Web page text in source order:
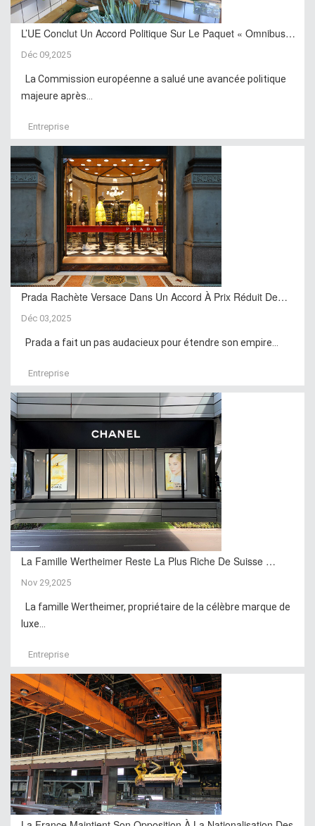
L’UE Conclut Un Accord Politique Sur Le Paquet « Omnibus…
Déc 09,2025
La Commission européenne a salué une avancée politique
majeure après...
Entreprise
Prada Rachète Versace Dans Un Accord À Prix Réduit De…
Déc 03,2025
Prada a fait un pas audacieux pour étendre son empire...
Entreprise
La Famille Wertheimer Reste La Plus Riche De Suisse …
Nov 29,2025
La famille Wertheimer, propriétaire de la célèbre marque de
luxe...
Entreprise